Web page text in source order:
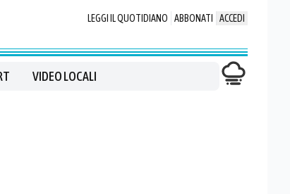
LEGGI IL QUOTIDIANO ABBONATI ACCEDI
VIDEO LOCALI